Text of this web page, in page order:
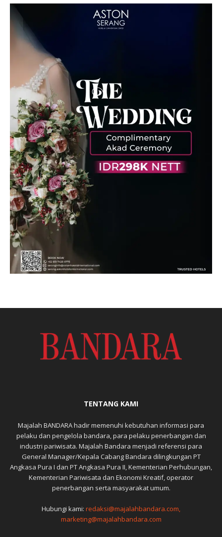
TENTANG KAMI
Majalah BANDARA hadir memenuhi kebutuhan informasi para
pelaku dan pengelola bandara, para pelaku penerbangan dan
industri pariwisata. Majalah Bandara menjadi referensi para
General Manager/Kepala Cabang Bandara dilingkungan PT
Angkasa Pura I dan PT Angkasa Pura II, Kementerian Perhubungan,
Kementerian Pariwisata dan Ekonomi Kreatif, operator
penerbangan serta masyarakat umum.
Hubungi kami: redaksi@majalahbandara.com,
marketing@majalahbandara.com